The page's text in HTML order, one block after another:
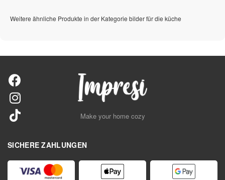
Weitere ähnliche Produkte in der Kategorie bilder für die küche
Make your home cozy
SICHERE ZAHLUNGEN